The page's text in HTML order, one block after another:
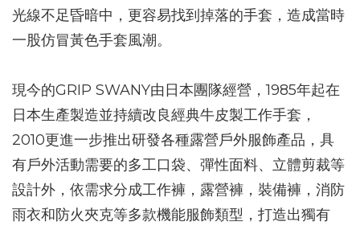
光線不足昏暗中，更容易找到掉落的手套，造成當時
一股仿冒黃色手套風潮。
現今的GRIP SWANY由日本團隊經營，1985年起在
日本生產製造並持續改良經典牛皮製工作手套，
2010更進一步推出研發各種露營戶外服飾產品，具
有戶外活動需要的多工口袋、彈性面料、立體剪裁等
設計外，依需求分成工作褲，露營褲，裝備褲，消防
雨衣和防火夾克等多款機能服飾類型，打造出獨有